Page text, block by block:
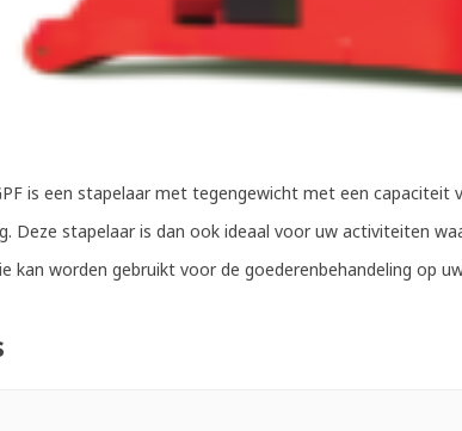
is een stapelaar met tegengewicht met een
Deze stapelaar is dan ook ideaal voor uw activiteiten
kan worden gebruikt voor de goederenbehandeling op